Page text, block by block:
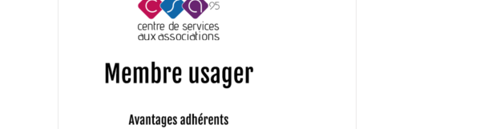
AJOUTER AU PANIER / DÉTAILS